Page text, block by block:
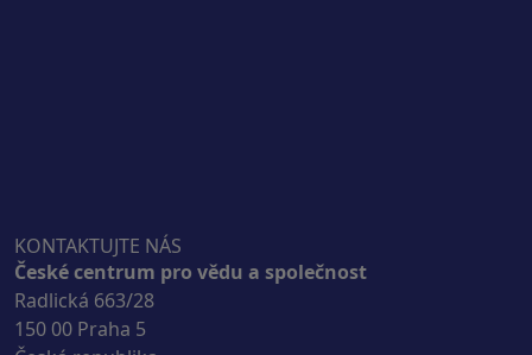
KONTAKTUJTE NÁS
České centrum pro vědu a společnost
Radlická 663/28
150 00 Praha 5